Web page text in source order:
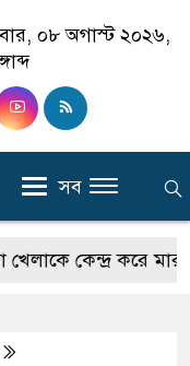
০৮ অগাস্ট ২০২৬,
সব
কেন্দ্র করে মারধর,